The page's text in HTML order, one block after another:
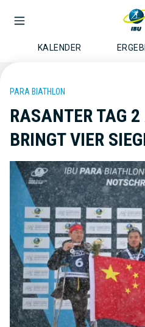
KALENDER
PARA BIATHLON
RASANTER TAG
BRINGT VIER